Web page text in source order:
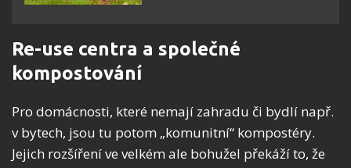
Re-use centra a společné
kompostování
Pro domácnosti, které nemají zahradu či bydlí např.
v bytech, jsou tu potom „komunitní“ kompostéry.
Jejich rozšíření ve velkém ale bohužel překáží to, že